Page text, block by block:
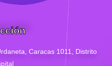
Caracas 1011, Distrito